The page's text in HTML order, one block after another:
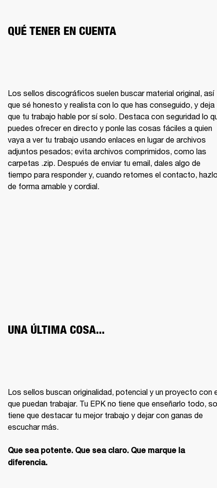
QUÉ TENER EN CUENTA
Los sellos discográficos suelen buscar material original, así
que sé honesto y realista con lo que has conseguido, y deja
que tu trabajo hable por sí solo. Destaca con seguridad lo
puedes ofrecer en directo y ponle las cosas fáciles a quien
vaya a ver tu trabajo usando enlaces en lugar de archivos
adjuntos pesados; evita archivos comprimidos, como las
carpetas .zip. Después de enviar tu email, dales algo de
tiempo para responder y, cuando retomes el contacto,
de forma amable y cordial.
UNA ÚLTIMA COSA...
Los sellos buscan originalidad, potencial y un proyecto con
que puedan trabajar. Tu EPK no tiene que enseñarlo todo,
tiene que destacar tu mejor trabajo y dejar con ganas de
escuchar más.
Que sea potente. Que sea claro. Que marque la
diferencia.